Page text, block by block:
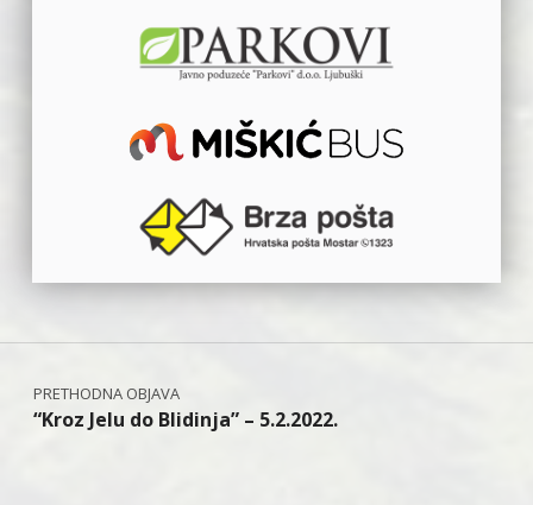
Navigacija objava
“Kroz Jelu do Blidinja” – 5.2.2022.